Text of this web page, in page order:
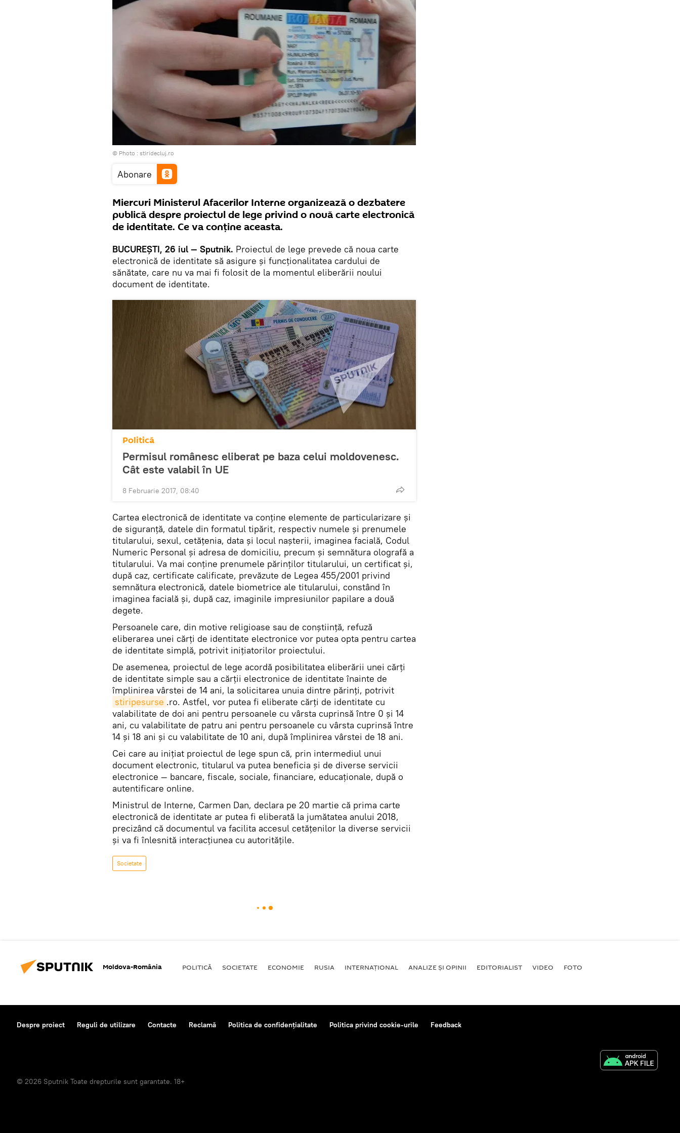
© Photo : stiridecluj.ro
Abonare
Miercuri Ministerul Afacerilor Interne organizează o dezbatere
publică despre proiectul de lege privind o nouă carte electronică
de identitate. Ce va conţine aceasta.
BUCUREŞTI, 26 iul — Sputnik. Proiectul de lege prevede că noua carte
electronică de identitate să asigure şi funcţionalitatea cardului de
sănătate, care nu va mai fi folosit de la momentul eliberării noului
document de identitate.
Politică
Permisul românesc eliberat pe baza celui moldovenesc.
Cât este valabil în UE
8 Februarie 2017, 08:40
Cartea electronică de identitate va conţine elemente de particularizare şi
de siguranţă, datele din formatul tipărit, respectiv numele şi prenumele
titularului, sexul, cetăţenia, data şi locul naşterii, imaginea facială, Codul
Numeric Personal şi adresa de domiciliu, precum şi semnătura olografă a
titularului. Va mai conţine prenumele părinţilor titularului, un certificat şi,
după caz, certificate calificate, prevăzute de Legea 455/2001 privind
semnătura electronică, datele biometrice ale titularului, constând în
imaginea facială şi, după caz, imaginile impresiunilor papilare a două
degete.
Persoanele care, din motive religioase sau de conştiinţă, refuză
eliberarea unei cărţi de identitate electronice vor putea opta pentru cartea
de identitate simplă, potrivit iniţiatorilor proiectului.
De asemenea, proiectul de lege acordă posibilitatea eliberării unei cărţi
de identitate simple sau a cărţii electronice de identitate înainte de
împlinirea vârstei de 14 ani, la solicitarea unuia dintre părinţi, potrivit
stiripesurse .ro. Astfel, vor putea fi eliberate cărţi de identitate cu
valabilitate de doi ani pentru persoanele cu vârsta cuprinsă între 0 şi 14
ani, cu valabilitate de patru ani pentru persoanele cu vârsta cuprinsă între
14 şi 18 ani şi cu valabilitate de 10 ani, după împlinirea vârstei de 18 ani.
Cei care au iniţiat proiectul de lege spun că, prin intermediul unui
document electronic, titularul va putea beneficia şi de diverse servicii
electronice — bancare, fiscale, sociale, financiare, educaţionale, după o
autentificare online.
Ministrul de Interne, Carmen Dan, declara pe 20 martie că prima carte
electronică de identitate ar putea fi eliberată la jumătatea anului 2018,
precizând că documentul va facilita accesul cetăţenilor la diverse servicii
şi va fi înlesnită interacţiunea cu autorităţile.
Societate
Moldova-România POLITICĂ SOCIETATE ECONOMIE RUSIA INTERNAŢIONAL ANALIZE ȘI OPINII EDITORIALIST VIDEO FOTO
Despre proiect Reguli de utilizare Contacte Reclamă Politica de confidențialitate Politica privind cookie-urile Feedback
© 2026 Sputnik Toate drepturile sunt garantate. 18+